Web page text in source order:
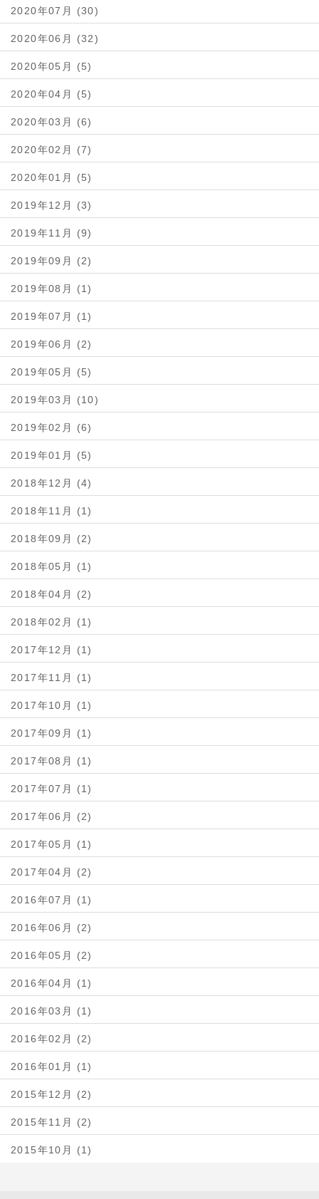
2020年07月 (30)
2020年06月 (32)
2020年05月 (5)
2020年04月 (5)
2020年03月 (6)
2020年02月 (7)
2020年01月 (5)
2019年12月 (3)
2019年11月 (9)
2019年09月 (2)
2019年08月 (1)
2019年07月 (1)
2019年06月 (2)
2019年05月 (5)
2019年03月 (10)
2019年02月 (6)
2019年01月 (5)
2018年12月 (4)
2018年11月 (1)
2018年09月 (2)
2018年05月 (1)
2018年04月 (2)
2018年02月 (1)
2017年12月 (1)
2017年11月 (1)
2017年10月 (1)
2017年09月 (1)
2017年08月 (1)
2017年07月 (1)
2017年06月 (2)
2017年05月 (1)
2017年04月 (2)
2016年07月 (1)
2016年06月 (2)
2016年05月 (2)
2016年04月 (1)
2016年03月 (1)
2016年02月 (2)
2016年01月 (1)
2015年12月 (2)
2015年11月 (2)
2015年10月 (1)